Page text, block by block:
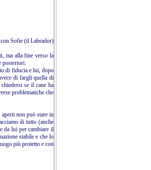
con Sofie (il Labrador)
ma alla fine verso la
posteriori.
di fiducia e lui, dopo
di fargli quella di
se il cane ha
problematiche che
non può stare in
di tutto (anche
da lui per cambiare il
stabile e che lo
più protetto e con